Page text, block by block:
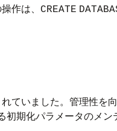
作は、 CREATE
ていました。管理性を
期化パラメータのメン